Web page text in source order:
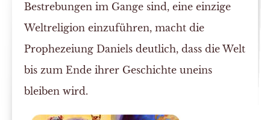
Bestrebungen im Gange sind, eine einzige
Weltreligion einzuführen, macht die
Prophezeiung Daniels deutlich, dass die Welt
bis zum Ende ihrer Geschichte uneins
bleiben wird.